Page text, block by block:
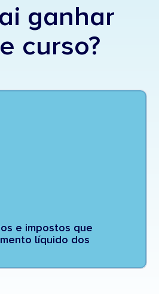
ganhar
curso?
e impostos que
líquido dos